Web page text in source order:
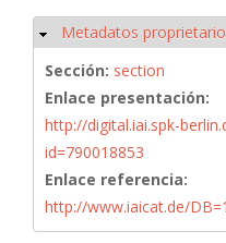
Ocultar
Metadatos proprietario
Sección: section
Enlace presentación:
http://digital.iai.spk-
id=790018853
Enlace referencia:
http://www.iaicat.de/